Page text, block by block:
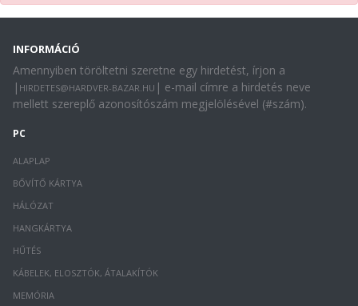
INFORMÁCIÓ
Amennyiben töröltetni szeretne egy hirdetést, írjon a
| HIRDETES@HARDVER-BAZAR.HU | e-mail címre a hirdetés neve
mellett szereplő azonosítószám megjelölésével (#szám).
PC
ALAPLAP
BŐVÍTŐ KÁRTYA
HÁLÓZAT
HANGKÁRTYA
HŰTÉS
KÁBELEK, ELOSZTÓK, ÁTALAKÍTÓK
MEMÓRIA